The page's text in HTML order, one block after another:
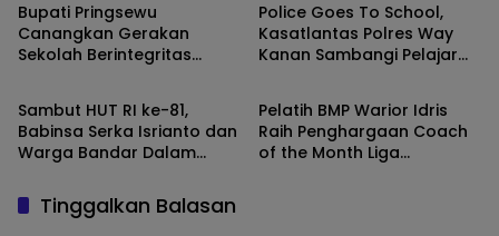
Bupati Pringsewu
Canangkan Gerakan
Sekolah Berintegritas
Police Goes To School,
Kasatlantas Polres Way
Kanan Sambangi Pelajar
Daerah
Sambut HUT RI ke-81,
Babinsa Serka Isrianto dan
Warga Bandar Dalam
Massal
Daerah
Pelatih BMP Warior Idris
Raih Penghargaan Coach
of the Month Liga
Tinggalkan Balasan